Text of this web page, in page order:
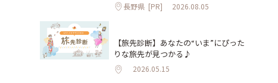
長野県 [PR] 2026.08.05
【旅先診断】あなたの“いま”にぴった
りな旅先が見つかる♪
2026.05.15